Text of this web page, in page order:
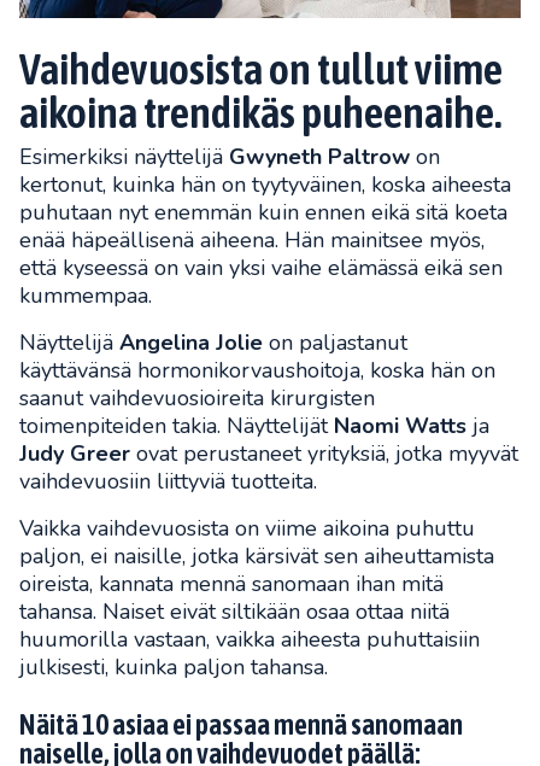
Vaihdevuosista on tullut viime
aikoina trendikäs puheenaihe.
Esimerkiksi näyttelijä Gwyneth Paltrow on
kertonut, kuinka hän on tyytyväinen, koska aiheesta
puhutaan nyt enemmän kuin ennen eikä sitä koeta
enää häpeällisenä aiheena. Hän mainitsee myös,
että kyseessä on vain yksi vaihe elämässä eikä sen
kummempaa.
Näyttelijä Angelina Jolie on paljastanut
käyttävänsä hormonikorvaushoitoja, koska hän on
saanut vaihdevuosioireita ​​kirurgisten
toimenpiteiden takia. Näyttelijät Naomi Watts ja
Judy Greer ovat perustaneet yrityksiä, jotka myyvät
vaihdevuosiin liittyviä tuotteita.
Vaikka vaihdevuosista on viime aikoina puhuttu
paljon, ei naisille, jotka kärsivät sen aiheuttamista
oireista, kannata mennä sanomaan ihan mitä
tahansa. Naiset eivät siltikään osaa ottaa niitä
huumorilla vastaan, vaikka aiheesta puhuttaisiin
julkisesti, kuinka paljon tahansa.
Näitä 10 asiaa ei passaa mennä sanomaan
naiselle, jolla on vaihdevuodet päällä: